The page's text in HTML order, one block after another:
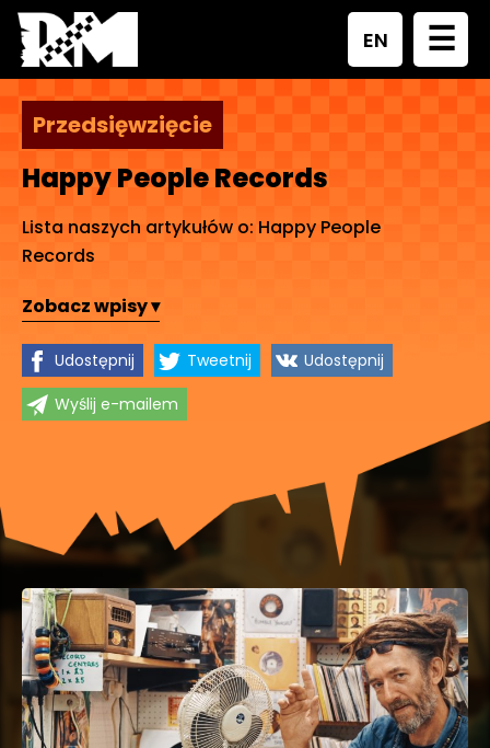
Przedsięwzięcie
Happy People Records
Lista naszych artykułów o: Happy People
Records
Zobacz wpisy ▾
Udostępnij Tweetnij
Udostępnij
Wyślij e-mailem
☰
EN